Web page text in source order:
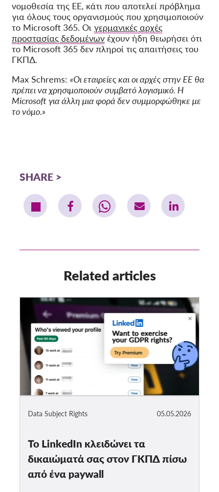
νομοθεσία της ΕΕ, κάτι που αποτελεί πρόβλημα
για όλους τους οργανισμούς που χρησιμοποιούν
το Microsoft 365. Οι γερμανικές αρχές
προστασίας δεδομένων έχουν ήδη θεωρήσει ότι
το Microsoft 365 δεν πληροί τις απαιτήσεις του
ΓΚΠΔ.
Max Schrems: «Οι εταιρείες και οι αρχές στην ΕΕ θα
πρέπει να χρησιμοποιούν συμβατό λογισμικό. Η
Microsoft για άλλη μια φορά δεν συμμορφώθηκε με
το νόμο.»
SHARE
Related articles
05.05.2026
Data Subject Rights
Το LinkedIn κλειδώνει τα
δικαιώματά σας στον ΓΚΠΔ πίσω
από ένα paywall